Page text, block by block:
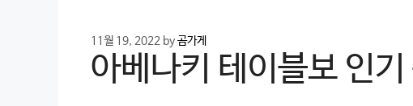
11월 19, 2022 by곰가게
아베나키 테이블보 인